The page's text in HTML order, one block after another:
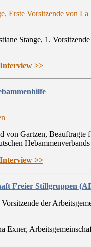
Stange, 1.
>>
von Gartzen, Beauftragte
Hebammenverbands
>>
Freier Stillgruppen
Exner,